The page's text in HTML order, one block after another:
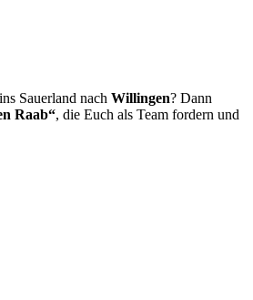
Sauerland nach Willingen? Dann
Raab“, die Euch als Team fordern und